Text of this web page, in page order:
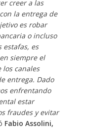
creer a las
la entrega de
es robar
o incluso
estafas, es
siempre el
los canales
entrega. Dado
enfrentando
estar
fraudes y evitar
Fabio Assolini,